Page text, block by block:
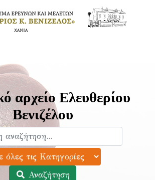
αρχείο Ελευθερίου
Βενιζέλου
Αναζήτηση